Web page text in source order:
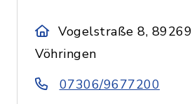
Vogelstraße 8, 89269
Vöhringen
07306/9677200